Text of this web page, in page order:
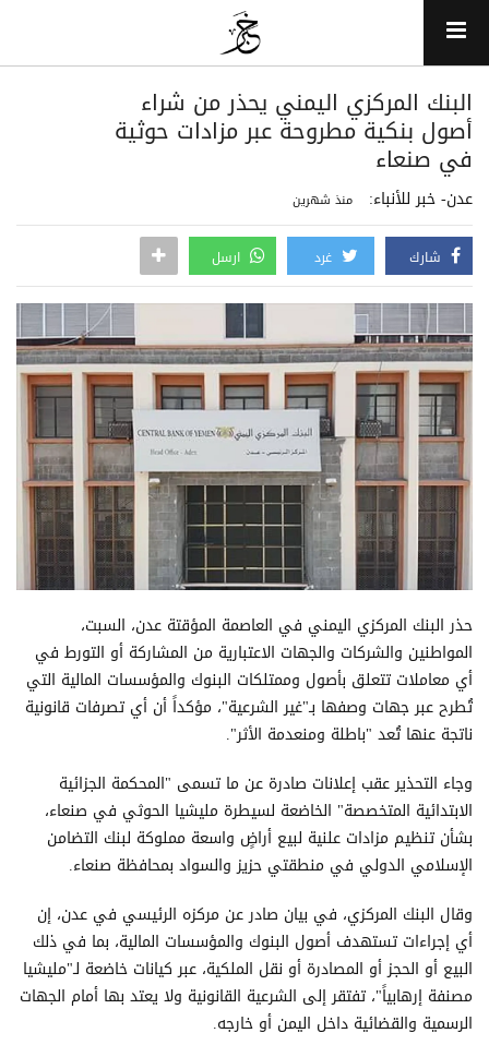
البنك المركزي اليمني يحذر من شراء
أصول بنكية مطروحة عبر مزادات حوثية
في صنعاء
عدن- خبر للأنباء: منذ شهرين
شارك غرد ارسل
حذر البنك المركزي اليمني في العاصمة المؤقتة عدن، السبت،
المواطنين والشركات والجهات الاعتبارية من المشاركة أو التورط في
أي معاملات تتعلق بأصول وممتلكات البنوك والمؤسسات المالية التي
تُطرح عبر جهات وصفها بـ"غير الشرعية"، مؤكداً أن أي تصرفات قانونية
ناتجة عنها تُعد "باطلة ومنعدمة الأثر".
وجاء التحذير عقب إعلانات صادرة عن ما تسمى "المحكمة الجزائية
الابتدائية المتخصصة" الخاضعة لسيطرة مليشيا الحوثي في صنعاء،
بشأن تنظيم مزادات علنية لبيع أراضٍ واسعة مملوكة لبنك التضامن
الإسلامي الدولي في منطقتي حزيز والسواد بمحافظة صنعاء.
وقال البنك المركزي، في بيان صادر عن مركزه الرئيسي في عدن، إن
أي إجراءات تستهدف أصول البنوك والمؤسسات المالية، بما في ذلك
البيع أو الحجز أو المصادرة أو نقل الملكية، عبر كيانات خاضعة لـ"مليشيا
مصنفة إرهابياً"، تفتقر إلى الشرعية القانونية ولا يعتد بها أمام الجهات
الرسمية والقضائية داخل اليمن أو خارجه.